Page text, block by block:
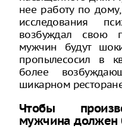
нее работу по
исследования
возбуждал свою
мужчин будут
пропылесосил в
более
шикарном
Чтобы
мужчина должен